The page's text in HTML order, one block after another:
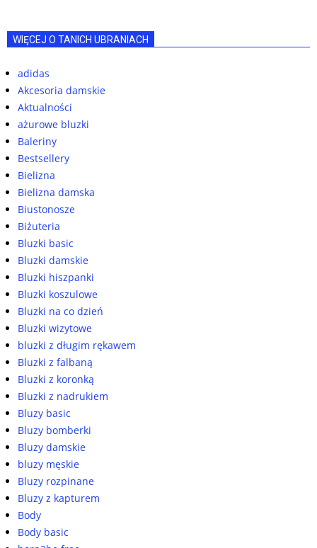
WIĘCEJ O TANICH UBRANIACH
adidas
Akcesoria damskie
Aktualności
ażurowe bluzki
Baleriny
Bestsellery
Bielizna
Bielizna damska
Biustonosze
Biżuteria
Bluzki basic
Bluzki damskie
Bluzki hiszpanki
Bluzki koszulowe
Bluzki na co dzień
Bluzki wizytowe
bluzki z długim rękawem
Bluzki z falbaną
Bluzki z koronką
Bluzki z nadrukiem
Bluzy basic
Bluzy bomberki
Bluzy damskie
bluzy męskie
Bluzy rozpinane
Bluzy z kapturem
Body
Body basic